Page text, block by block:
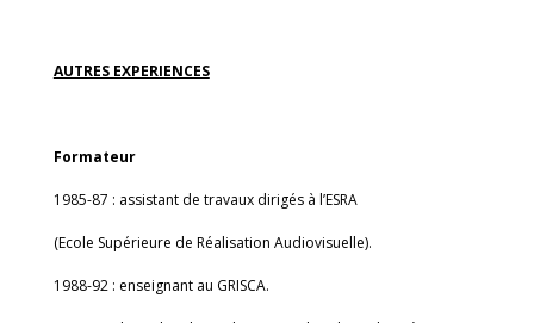
AUTRES EXPERIENCES
Formateur
1985-87 : assistant de travaux dirigés à l’ESRA
(Ecole Supérieure de Réalisation Audiovisuelle).
1988-92 : enseignant au GRISCA.